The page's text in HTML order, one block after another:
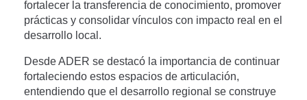
fortalecer la transferencia de conocimiento, promover
prácticas y consolidar vínculos con impacto real en el
desarrollo local.
Desde ADER se destacó la importancia de continuar
fortaleciendo estos espacios de articulación,
entendiendo que el desarrollo regional se construye